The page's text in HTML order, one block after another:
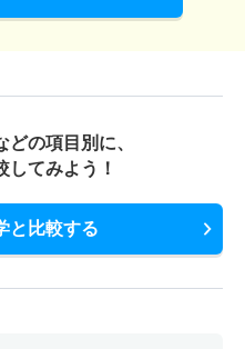
どの項目別に、
してみよう！
と比較する